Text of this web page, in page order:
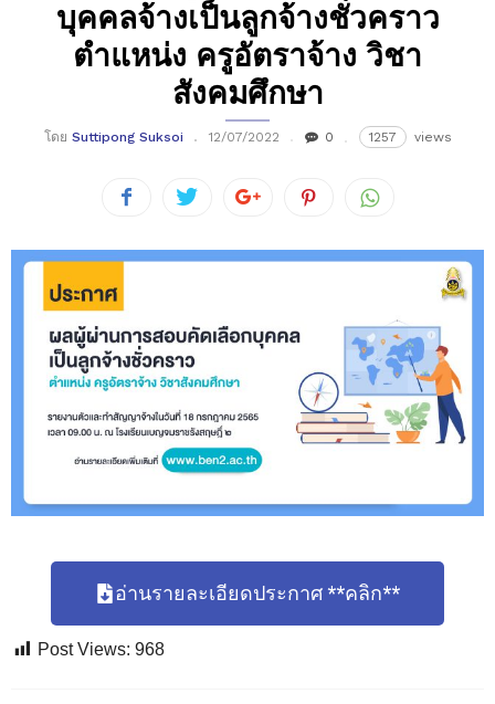
บุคคลจ้างเป็นลูกจ้างชั่วคราว
ตำแหน่ง ครูอัตราจ้าง วิชา
สังคมศึกษา
โดย Suttipong Suksoi 12/07/2022 0 1257 views
อ่านรายละเอียดประกาศ **คลิก**
Post Views: 968